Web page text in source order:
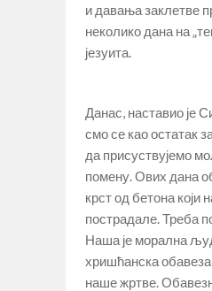
и давања заклетве
неколико дана на
језуита.
Данас, наставио је
смо се као остатак
да присуствујемо
помену. Ових дана
крст од бетона који
пострадале. Треба
Наша је морална
хришћанска
наше жртве.